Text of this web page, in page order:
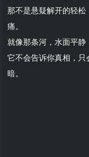
那不是悬疑解开的轻
痛。
就像那条河，水面平静
它不会告诉你真相，
暗。